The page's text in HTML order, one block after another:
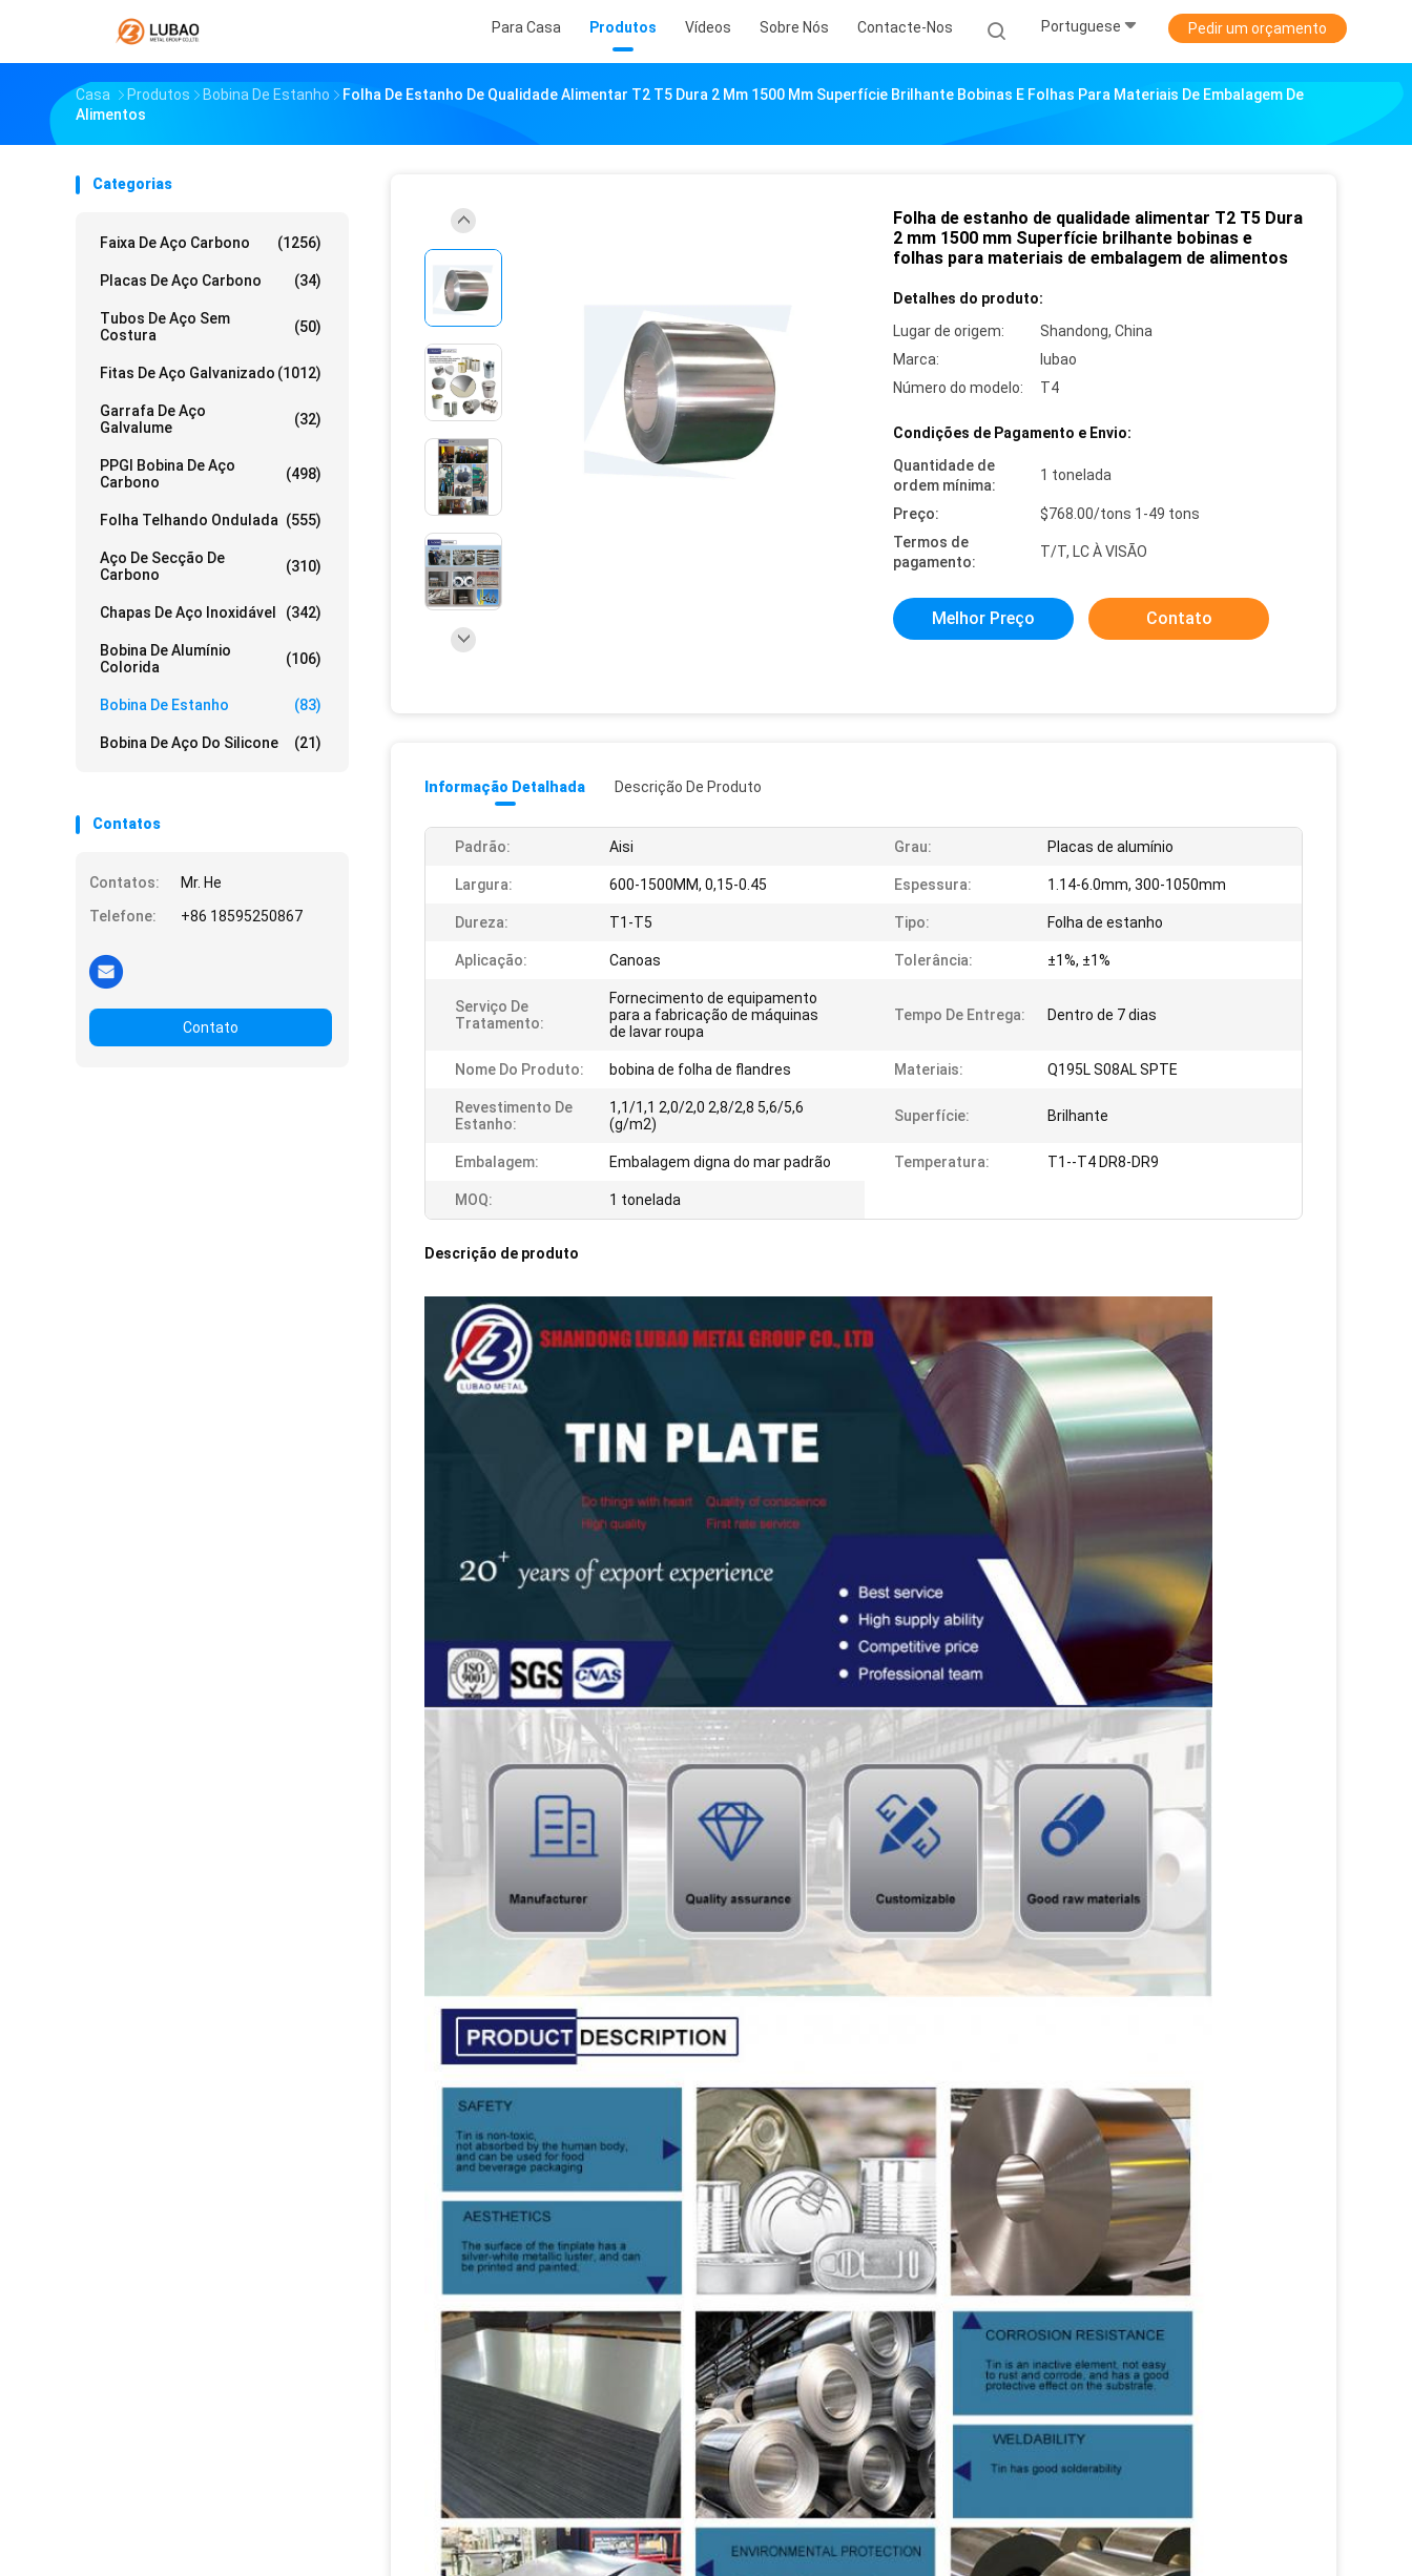
Para Casa Produtos Vídeos Sobre Nós Contacte-Nos Portuguese Pedir um orçamento
Casa Produtos Bobina De Estanho
Folha De Estanho De Qualidade Alimentar T2 T5 Dura 2 Mm 1500 Mm Superfície Brilhante Bobinas E Folhas Para Materiais De Embalagem De
Alimentos
Categorias
Faixa De Aço Carbono (1256)
Placas De Aço Carbono (34)
Tubos De Aço Sem
Costura
(50)
Fitas De Aço Galvanizado (1012)
Garrafa De Aço
Galvalume
(32)
PPGI Bobina De Aço
Carbono
(498)
Folha Telhando Ondulada (555)
Aço De Secção De
Carbono
(310)
Chapas De Aço Inoxidável (342)
Bobina De Alumínio
Colorida
(106)
Bobina De Estanho (83)
Bobina De Aço Do Silicone (21)
Contatos
Contatos:
Mr. He
Telefone:
+86 18595250867
Contato
Folha de estanho de qualidade alimentar T2 T5 Dura
2 mm 1500 mm Superfície brilhante bobinas e
folhas para materiais de embalagem de alimentos
Detalhes do produto:
Lugar de origem:
Shandong, China
Marca:
lubao
Número do modelo:
T4
Condições de Pagamento e Envio:
Quantidade de
ordem mínima:
1 tonelada
Preço:
$768.00/tons 1-49 tons
Termos de
pagamento:
T/T, LC À VISÃO
Melhor Preço Contato
Informação Detalhada Descrição De Produto
Padrão: Aisi Grau: Placas de alumínio
Largura: 600-1500MM, 0,15-0.45 Espessura: 1.14-6.0mm, 300-1050mm
Dureza: T1-T5 Tipo: Folha de estanho
Aplicação: Canoas Tolerância: ±1%, ±1%
Serviço De
Tratamento:
Fornecimento de equipamento
para a fabricação de máquinas
de lavar roupa
Tempo De Entrega: Dentro de 7 dias
Nome Do Produto: bobina de folha de flandres Materiais: Q195L S08AL SPTE
Revestimento De
Estanho:
1,1/1,1 2,0/2,0 2,8/2,8 5,6/5,6
(g/m2)
Superfície: Brilhante
Embalagem: Embalagem digna do mar padrão Temperatura: T1--T4 DR8-DR9
MOQ: 1 tonelada
Descrição de produto